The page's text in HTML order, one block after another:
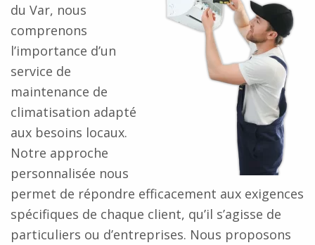
du Var, nous
comprenons
l’importance d’un
service de
maintenance de
climatisation adapté
aux besoins locaux.
Notre approche
personnalisée nous
permet de répondre efficacement aux exigences
spécifiques de chaque client, qu’il s’agisse de
particuliers ou d’entreprises. Nous proposons